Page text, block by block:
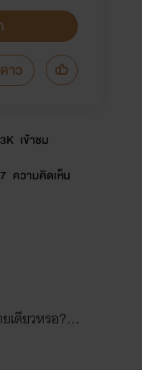
าว
เข้าชม
ความคิดเห็น
ดียวหรอ?...